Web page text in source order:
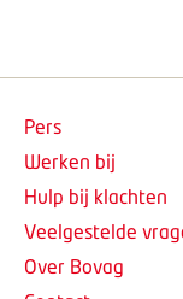
Pers
Werken bij
Hulp bij klachten
Veelgestelde
Over Bovag